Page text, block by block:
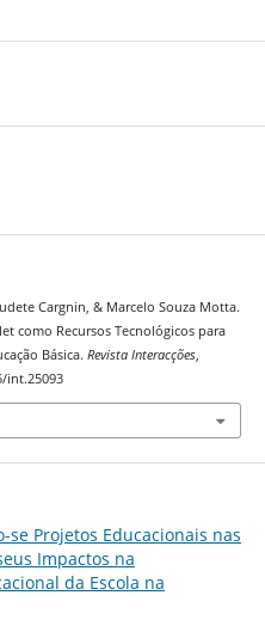
Cargnin, & Marcelo Souza Motta.
como Recursos Tecnológicos para
Básica. Revista Interacções,
int.25093
se Projetos Educacionais nas
Impactos na
da Escola na